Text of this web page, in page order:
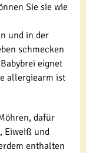
Sie sie wie
und in der
schmecken
eignet
allergiearm ist
dafür
Eiweiß und
enthalten